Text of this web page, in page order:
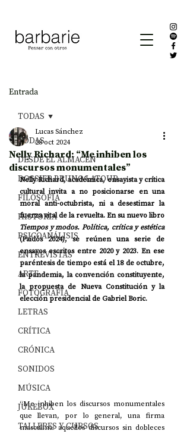
Entrada
TODAS
DESDE EL ALMACÉN
DOSSIER BRUNO LATOUR
FILOSOFÍA
HISTORIA
PSICOANÁLISIS
ENTREVISTAS
ARTE
FOTOGRAFÍA
LETRAS
CRÍTICA
CRÓNICA
SONIDOS
MÚSICA
JUKEBOX
TALLERES Y CURSOS
TODAS
Nelly Richard: “Me inhiben los
discursos monumentales”
Lucas Sánchez
28 oct 2024
Nelly Richard, académica, ensayista y crítica
cultural invita a no posicionarse en una
moral anti-octubrista, ni a desestimar la
Tiempos y modos. Política, crítica y estética
(Paidós 2024), se reúnen una serie de
ensayos escritos entre 2020 y 2023. En ese
paréntesis de tiempo está el 18 de octubre,
la pandemia, la convención constituyente,
la propuesta de Nueva Constitución y la
elección presidencial de Gabriel Boric.
“Me inhiben los discursos monumentales
que llevan, por lo general, una firma
masculina: aquellos discursos sin dobleces